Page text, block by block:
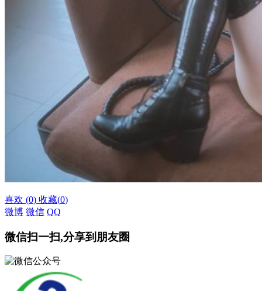
喜欢 (0) 收藏(0)
微博 微信 QQ
微信扫一扫,分享到朋友圈